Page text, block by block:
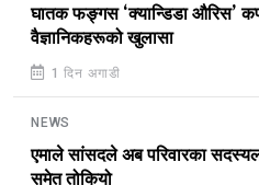
घातक फङ्गस ‘क्यान्डिडा औरिस’
वैज्ञानिकहरूको खुलासा
1 दिन अगाडी
NEWS
एमाले सांसदले अब परिवारका
समेत तोकियो